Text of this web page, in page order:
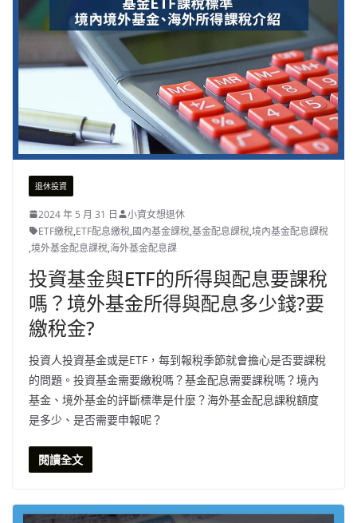
退休投資
2024 年 5 月 31 日
小資女想退休
ETF繳稅,ETF配息繳稅,國內基金課稅,基金配息課稅,境內基金配息課稅
,境外基金配息課稅,海外基金配息課
投資基金與ETF的所得與配息要課稅
嗎？境外基金所得與配息多少錢?要
繳稅金?
投資人投資基金或是ETF，每到報稅季節就會擔心是否要課稅
的問題。投資基金需要繳稅嗎？基金配息需要課稅嗎？境內
基金、境外基金的評斷標準是什麼？海外基金配息課稅額度
是多少、是否需要申報呢？
閱讀全文